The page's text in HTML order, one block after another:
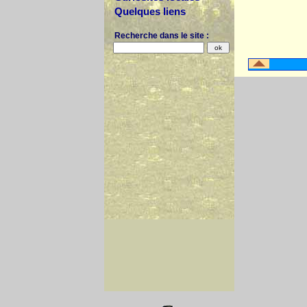
Quelques liens
Recherche dans le site :